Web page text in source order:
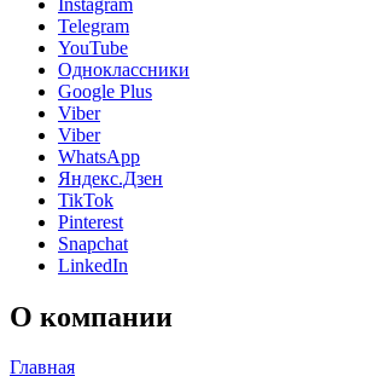
Telegram
YouTube
Одноклассники
Google Plus
Viber
Viber
WhatsApp
Яндекс.Дзен
TikTok
Pinterest
Snapchat
LinkedIn
О компании
Главная